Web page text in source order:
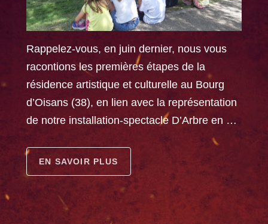
Rappelez-vous, en juin dernier, nous vous
racontions les premières étapes de la
résidence artistique et culturelle au Bourg
d’Oisans (38), en lien avec la représentation
de notre installation-spectacle D’Arbre en …
EN SAVOIR PLUS